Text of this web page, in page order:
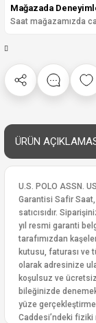
Mağazada
Saat mağazamızda
ÜRÜN
U.S. POLO ASSN.
Garantisi Safir
satıcısıdır.
yıl resmi garanti
tarafımızdan
kutusu, faturası ve
olarak adresinize
koşulsuz ve
bileğinizde
yüze
Caddesi’ndeki fiziki